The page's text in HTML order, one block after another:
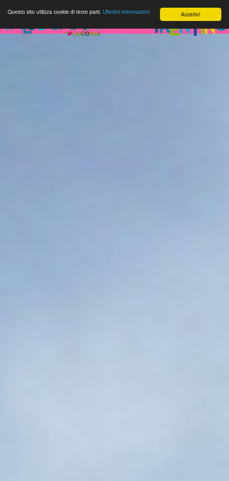
Accetto!
Questo sito utilizza cookie di terze parti. Ulteriori informazioni